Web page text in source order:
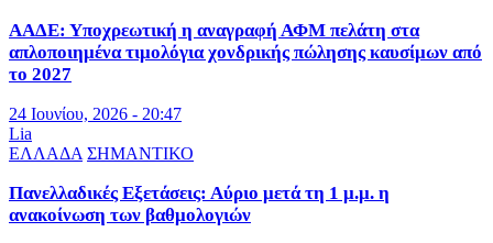
ΑΑΔΕ: Υποχρεωτική η αναγραφή ΑΦΜ πελάτη στα
απλοποιημένα τιμολόγια χονδρικής πώλησης καυσίμων από
το 2027
24 Ιουνίου, 2026 - 20:47
Lia
ΕΛΛΑΔΑ ΣΗΜΑΝΤΙΚΟ
Πανελλαδικές Εξετάσεις: Αύριο μετά τη 1 μ.μ. η
ανακοίνωση των βαθμολογιών